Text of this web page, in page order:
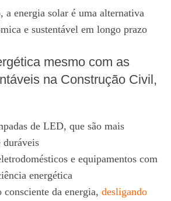
a energia solar é uma alternativa
e sustentável em longo prazo
mesmo com as
na Construção Civil,
de LED, que são mais
duráveis
e equipamentos com
energética
consciente da energia, desligando